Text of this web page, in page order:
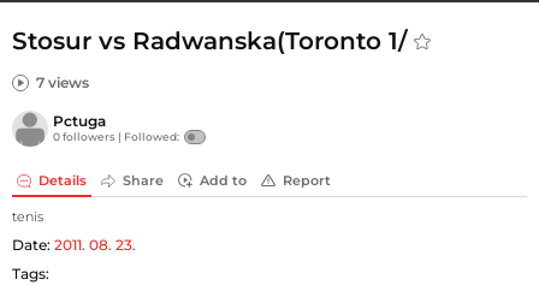
Stosur vs Radwanska(Toronto 1/
7 views
Pctuga
0 followers | Followed:
Details Share Add to Report
tenis
Date: 2011. 08. 23.
Tags: